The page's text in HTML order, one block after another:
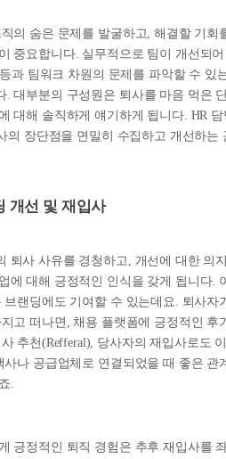
의 숨은 문제를 발굴하고, 해결할 기회
중요합니다. 실무적으로 팀이 개선되어
과 팀워크 차원의 문제를 파악할 수 있
. 대부분의 구성원은 퇴사를 마음 먹은
대해 솔직하게 얘기하게 됩니다. HR 담
의 장단점을 면밀히 수집하고 개선하는
개선 및 재입사
퇴사 사유를 경청하고, 개선에 대한 의
에 대해 긍정적인 인식을 갖게 됩니다.
랜딩에도 기여할 수 있는데요. 퇴사자
고 떠나면, 채용 플랫폼에 긍정적인 후
추천(Refferal), 당사자의 재입사로도
나 공급업체로 연결되었을 때 좋은 관
.
긍정적인 퇴직 경험은 추후 재입사를